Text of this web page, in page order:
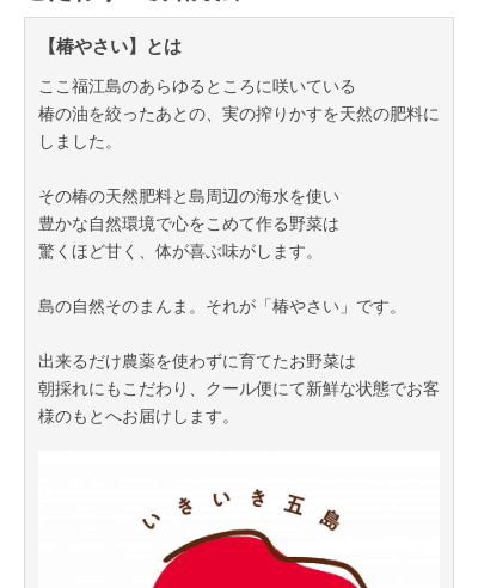
【椿やさい】とは
ここ福江島のあらゆるところに咲いている
椿の油を絞ったあとの、実の搾りかすを天然の肥料に
しました。
その椿の天然肥料と島周辺の海水を使い
豊かな自然環境で心をこめて作る野菜は
驚くほど甘く、体が喜ぶ味がします。
島の自然そのまんま。それが「椿やさい」です。
出来るだけ農薬を使わずに育てたお野菜は
朝採れにもこだわり、クール便にて新鮮な状態でお客
様のもとへお届けします。